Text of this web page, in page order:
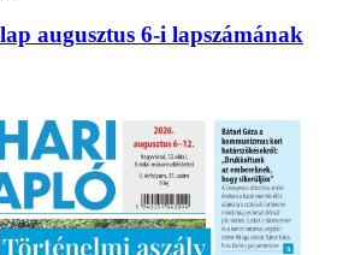
augusztus 6-i lapszámának